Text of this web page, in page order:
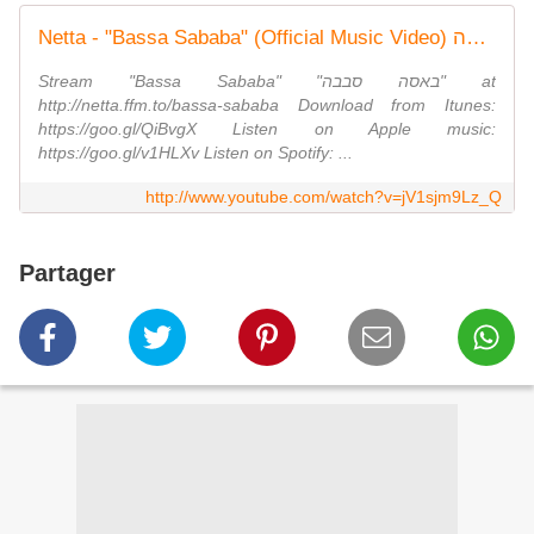
Netta - "Bassa Sababa" (Official Music Video) נטע ברזילי - באסה סבבה
Stream "Bassa Sababa" "באסה סבבה" at
http://netta.ffm.to/bassa-sababa Download from Itunes:
https://goo.gl/QiBvgX Listen on Apple music:
https://goo.gl/v1HLXv Listen on Spotify: ...
http://www.youtube.com/watch?v=jV1sjm9Lz_Q
Partager